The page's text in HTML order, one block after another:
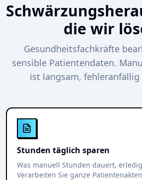
die wir
Gesundheitsfachkräfte
sensible Patientendaten.
ist langsam,
Stunden täglich sparen
Was manuell Stunden dauert,
Verarbeiten Sie ganze